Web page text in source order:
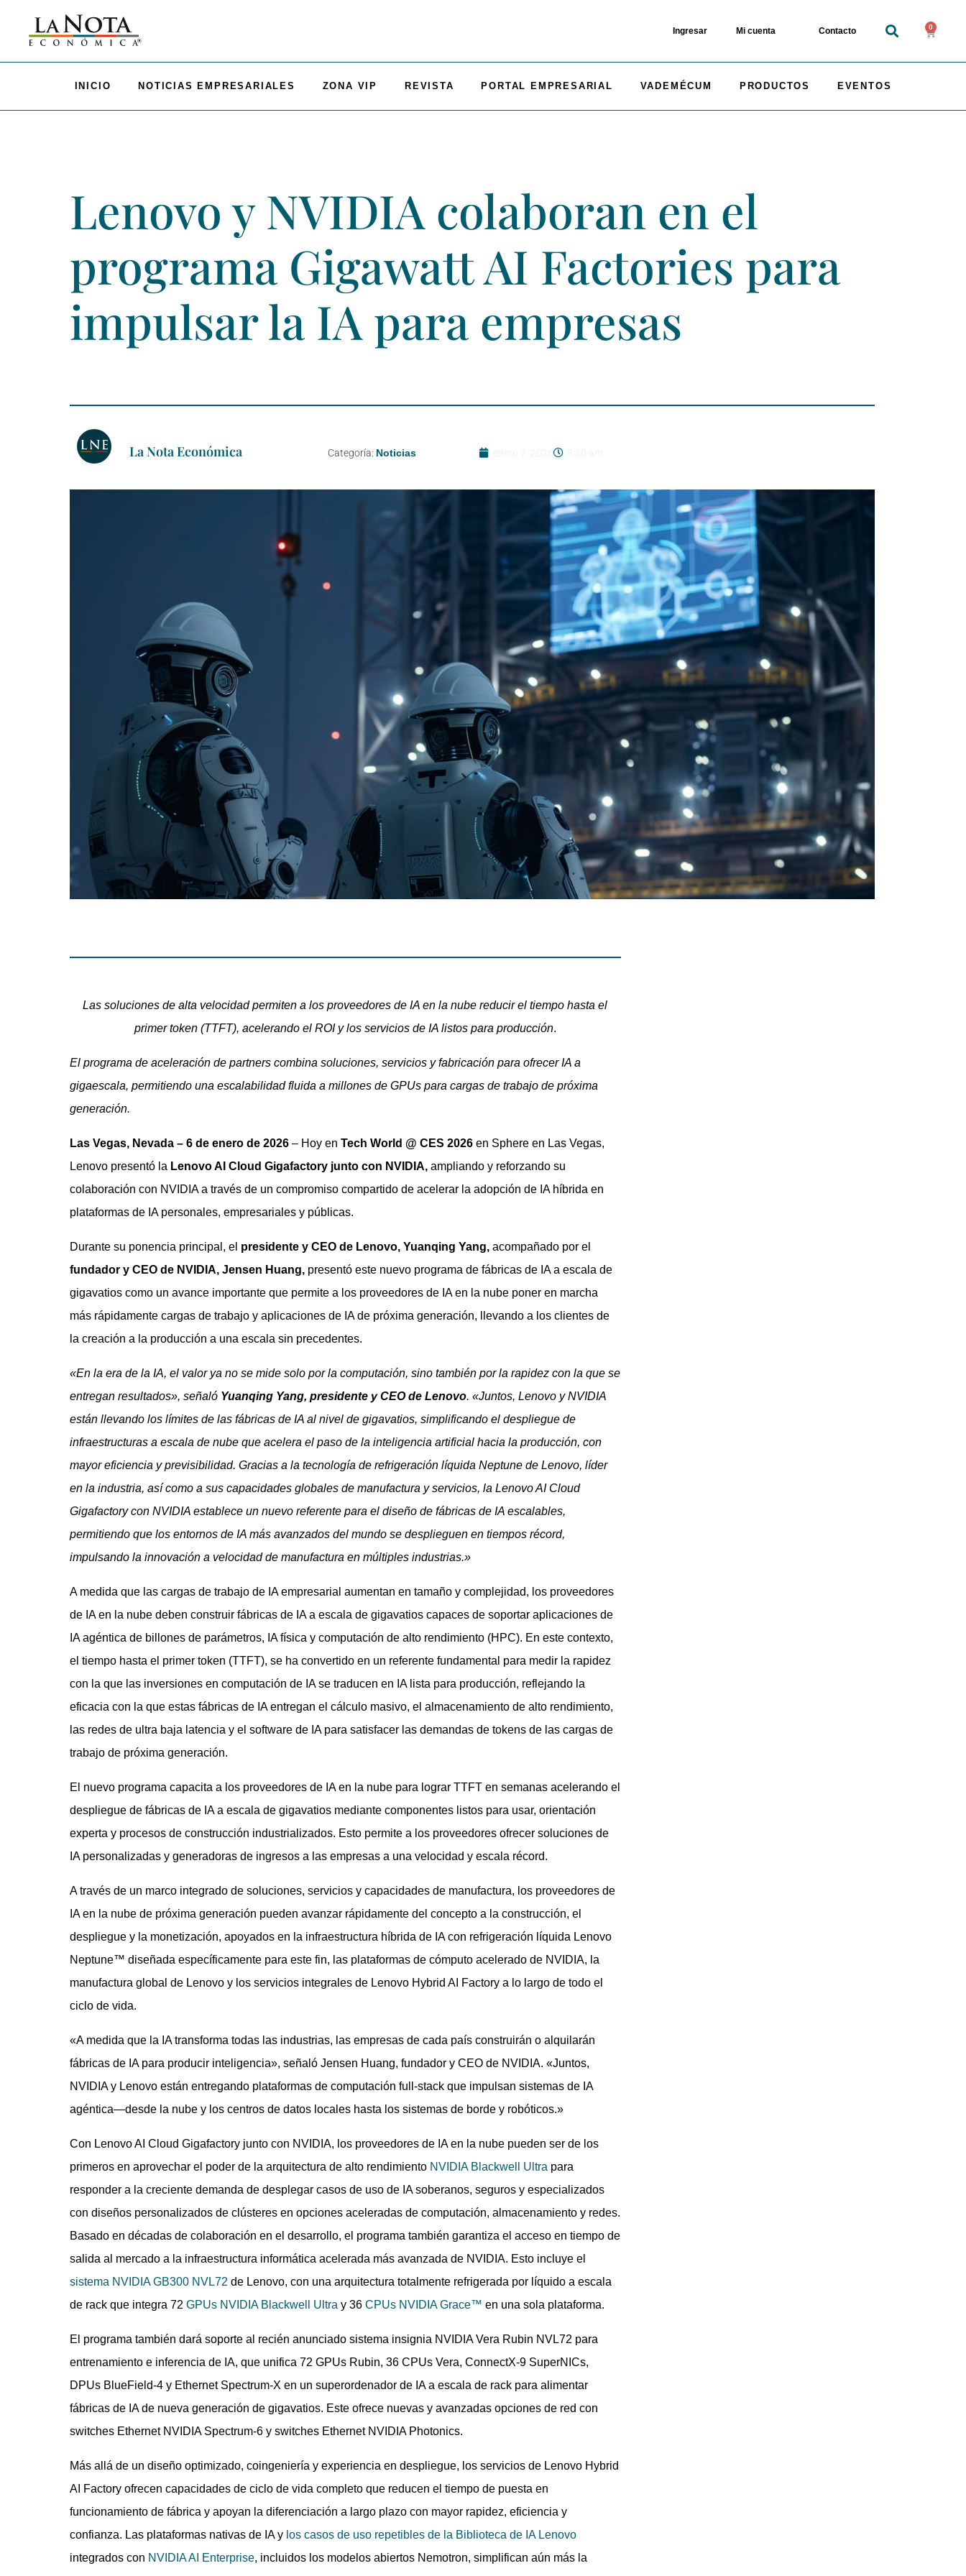
Ingresar Mi cuenta Contacto 0
INICIO NOTICIAS EMPRESARIALES ZONA VIP REVISTA PORTAL EMPRESARIAL VADEMÉCUM PRODUCTOS EVENTOS
Lenovo y NVIDIA colaboran en el
programa Gigawatt AI Factories para
impulsar la IA para empresas
La Nota Económica Categoría: Noticias
Las soluciones de alta velocidad permiten a los proveedores de IA en la nube reducir el tiempo hasta el
primer token (TTFT), acelerando el ROI y los servicios de IA listos para producción.
El programa de aceleración de partners combina soluciones, servicios y fabricación para ofrecer IA a
gigaescala, permitiendo una escalabilidad fluida a millones de GPUs para cargas de trabajo de próxima
generación.
Las Vegas, Nevada – 6 de enero de 2026 – Hoy en Tech World @ CES 2026 en Sphere en Las Vegas,
Lenovo presentó la Lenovo AI Cloud Gigafactory junto con NVIDIA, ampliando y reforzando su
colaboración con NVIDIA a través de un compromiso compartido de acelerar la adopción de IA híbrida en
plataformas de IA personales, empresariales y públicas.
Durante su ponencia principal, el presidente y CEO de Lenovo, Yuanqing Yang, acompañado por el
fundador y CEO de NVIDIA, Jensen Huang, presentó este nuevo programa de fábricas de IA a escala de
gigavatios como un avance importante que permite a los proveedores de IA en la nube poner en marcha
más rápidamente cargas de trabajo y aplicaciones de IA de próxima generación, llevando a los clientes de
la creación a la producción a una escala sin precedentes.
«En la era de la IA, el valor ya no se mide solo por la computación, sino también por la rapidez con la que se
entregan resultados», señaló Yuanqing Yang, presidente y CEO de Lenovo. «Juntos, Lenovo y NVIDIA
están llevando los límites de las fábricas de IA al nivel de gigavatios, simplificando el despliegue de
infraestructuras a escala de nube que acelera el paso de la inteligencia artificial hacia la producción, con
mayor eficiencia y previsibilidad. Gracias a la tecnología de refrigeración líquida Neptune de Lenovo, líder
en la industria, así como a sus capacidades globales de manufactura y servicios, la Lenovo AI Cloud
Gigafactory con NVIDIA establece un nuevo referente para el diseño de fábricas de IA escalables,
permitiendo que los entornos de IA más avanzados del mundo se desplieguen en tiempos récord,
impulsando la innovación a velocidad de manufactura en múltiples industrias.»
A medida que las cargas de trabajo de IA empresarial aumentan en tamaño y complejidad, los proveedores
de IA en la nube deben construir fábricas de IA a escala de gigavatios capaces de soportar aplicaciones de
IA agéntica de billones de parámetros, IA física y computación de alto rendimiento (HPC). En este contexto,
el tiempo hasta el primer token (TTFT), se ha convertido en un referente fundamental para medir la rapidez
con la que las inversiones en computación de IA se traducen en IA lista para producción, reflejando la
eficacia con la que estas fábricas de IA entregan el cálculo masivo, el almacenamiento de alto rendimiento,
las redes de ultra baja latencia y el software de IA para satisfacer las demandas de tokens de las cargas de
trabajo de próxima generación.
El nuevo programa capacita a los proveedores de IA en la nube para lograr TTFT en semanas acelerando el
despliegue de fábricas de IA a escala de gigavatios mediante componentes listos para usar, orientación
experta y procesos de construcción industrializados. Esto permite a los proveedores ofrecer soluciones de
IA personalizadas y generadoras de ingresos a las empresas a una velocidad y escala récord.
A través de un marco integrado de soluciones, servicios y capacidades de manufactura, los proveedores de
IA en la nube de próxima generación pueden avanzar rápidamente del concepto a la construcción, el
despliegue y la monetización, apoyados en la infraestructura híbrida de IA con refrigeración líquida Lenovo
Neptune™ diseñada específicamente para este fin, las plataformas de cómputo acelerado de NVIDIA, la
manufactura global de Lenovo y los servicios integrales de Lenovo Hybrid AI Factory a lo largo de todo el
ciclo de vida.
«A medida que la IA transforma todas las industrias, las empresas de cada país construirán o alquilarán
fábricas de IA para producir inteligencia», señaló Jensen Huang, fundador y CEO de NVIDIA. «Juntos,
NVIDIA y Lenovo están entregando plataformas de computación full-stack que impulsan sistemas de IA
agéntica—desde la nube y los centros de datos locales hasta los sistemas de borde y robóticos.»
Con Lenovo AI Cloud Gigafactory junto con NVIDIA, los proveedores de IA en la nube pueden ser de los
primeros en aprovechar el poder de la arquitectura de alto rendimiento NVIDIA Blackwell Ultra para
responder a la creciente demanda de desplegar casos de uso de IA soberanos, seguros y especializados
con diseños personalizados de clústeres en opciones aceleradas de computación, almacenamiento y redes.
Basado en décadas de colaboración en el desarrollo, el programa también garantiza el acceso en tiempo de
salida al mercado a la infraestructura informática acelerada más avanzada de NVIDIA. Esto incluye el
sistema NVIDIA GB300 NVL72 de Lenovo, con una arquitectura totalmente refrigerada por líquido a escala
de rack que integra 72 GPUs NVIDIA Blackwell Ultra y 36 CPUs NVIDIA Grace™ en una sola plataforma.
El programa también dará soporte al recién anunciado sistema insignia NVIDIA Vera Rubin NVL72 para
entrenamiento e inferencia de IA, que unifica 72 GPUs Rubin, 36 CPUs Vera, ConnectX-9 SuperNICs,
DPUs BlueField-4 y Ethernet Spectrum-X en un superordenador de IA a escala de rack para alimentar
fábricas de IA de nueva generación de gigavatios. Este ofrece nuevas y avanzadas opciones de red con
switches Ethernet NVIDIA Spectrum-6 y switches Ethernet NVIDIA Photonics.
Más allá de un diseño optimizado, coingeniería y experiencia en despliegue, los servicios de Lenovo Hybrid
AI Factory ofrecen capacidades de ciclo de vida completo que reducen el tiempo de puesta en
funcionamiento de fábrica y apoyan la diferenciación a largo plazo con mayor rapidez, eficiencia y
confianza. Las plataformas nativas de IA y los casos de uso repetibles de la Biblioteca de IA Lenovo
integrados con NVIDIA AI Enterprise, incluidos los modelos abiertos Nemotron, simplifican aún más la